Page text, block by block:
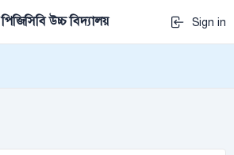
পিজিসিবি উচ্চ বিদ্যালয় Sign in